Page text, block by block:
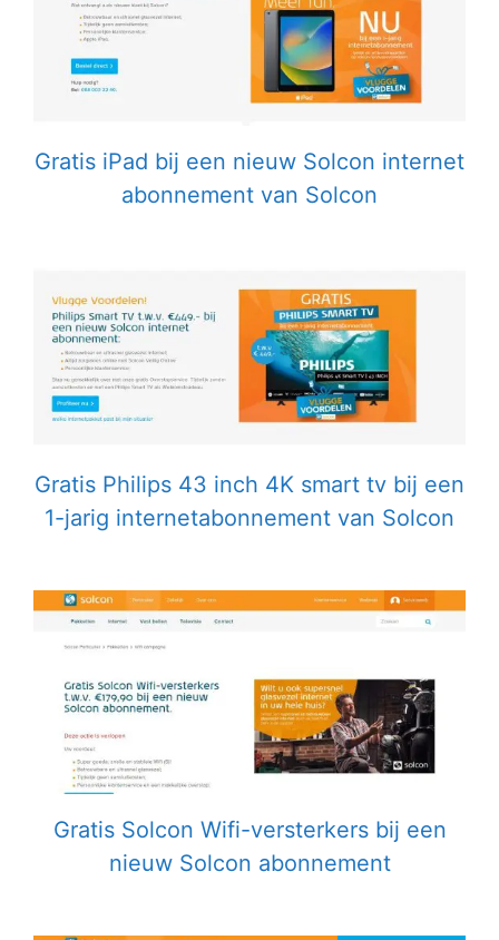
Gratis iPad bij een nieuw Solcon internet
abonnement van Solcon
Gratis Philips 43 inch 4K smart tv bij een
1-jarig internetabonnement van Solcon
Gratis Solcon Wifi-versterkers bij een
nieuw Solcon abonnement